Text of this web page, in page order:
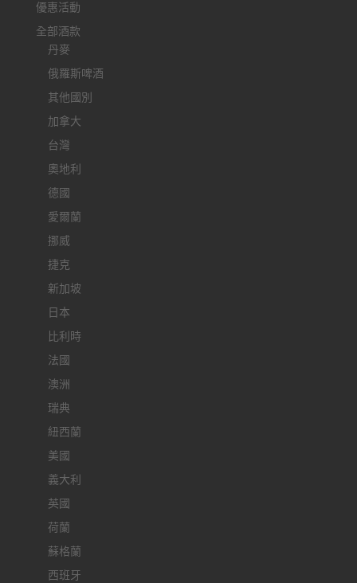
優惠活動
全部酒款
丹麥
俄羅斯啤酒
其他國別
加拿大
台灣
奧地利
德國
愛爾蘭
挪威
捷克
新加坡
日本
比利時
法國
澳洲
瑞典
紐西蘭
美國
義大利
英國
荷蘭
蘇格蘭
西班牙